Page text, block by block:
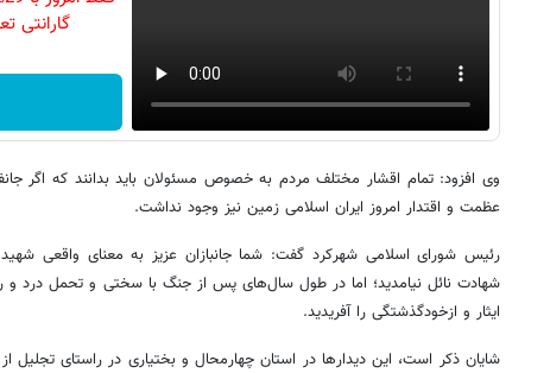
گارانتی
وی افزود: تمام اقشار مختلف مردم به خصوص مسئولان باید بدانند که اگر
عظمت و اقتدار امروز ایران اسلامی زمین نیز وجود نداشت.
رئیس شورای اسلامی شهرکرد گفت: شما جانبازان عزیز به معنای واقعی
شهادت نائل نیامدید؛ اما در طول سال‌های پس از جنگ با سختی و تحمل درد
ایثار و ازخودگذشتگی را آفریدید.
شایان ذکر است، این دیدارها در استان چهارمحال و بختیاری در راستای تجلیل